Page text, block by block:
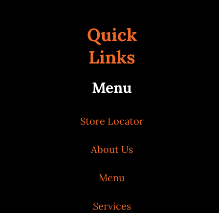
Quick
Links
Menu
Store Locator
About Us
Menu
Services